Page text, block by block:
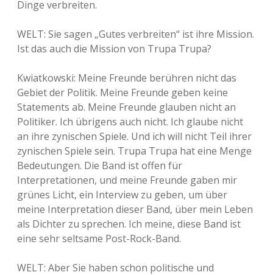
Dinge verbreiten.
WELT: Sie sagen „Gutes verbreiten“ ist ihre Mission.
Ist das auch die Mission von Trupa Trupa?
Kwiatkowski: Meine Freunde berühren nicht das
Gebiet der Politik. Meine Freunde geben keine
Statements ab. Meine Freunde glauben nicht an
Politiker. Ich übrigens auch nicht. Ich glaube nicht
an ihre zynischen Spiele. Und ich will nicht Teil ihrer
zynischen Spiele sein. Trupa Trupa hat eine Menge
Bedeutungen. Die Band ist offen für
Interpretationen, und meine Freunde gaben mir
grünes Licht, ein Interview zu geben, um über
meine Interpretation dieser Band, über mein Leben
als Dichter zu sprechen. Ich meine, diese Band ist
eine sehr seltsame Post-Rock-Band.
WELT: Aber Sie haben schon politische und